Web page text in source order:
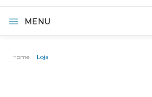
MENU
Home Loja